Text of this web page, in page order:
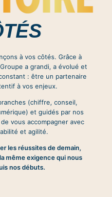
à vos côtés. Grâce à
a grandi, a évolué et
: être un partenaire
à vos enjeux.
(chiffre, conseil,
et guidés par nos
vous accompagner avec
et agilité.
les réussites de demain,
même exigence qui nous
nos débuts.